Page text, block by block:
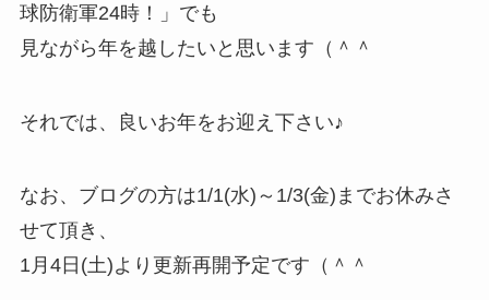
球防衛軍24時！」でも
見ながら年を越したいと思います（＾＾
それでは、良いお年をお迎え下さい♪
なお、ブログの方は1/1(水)～1/3(金)までお休みさ
せて頂き、
1月4日(土)より更新再開予定です（＾＾